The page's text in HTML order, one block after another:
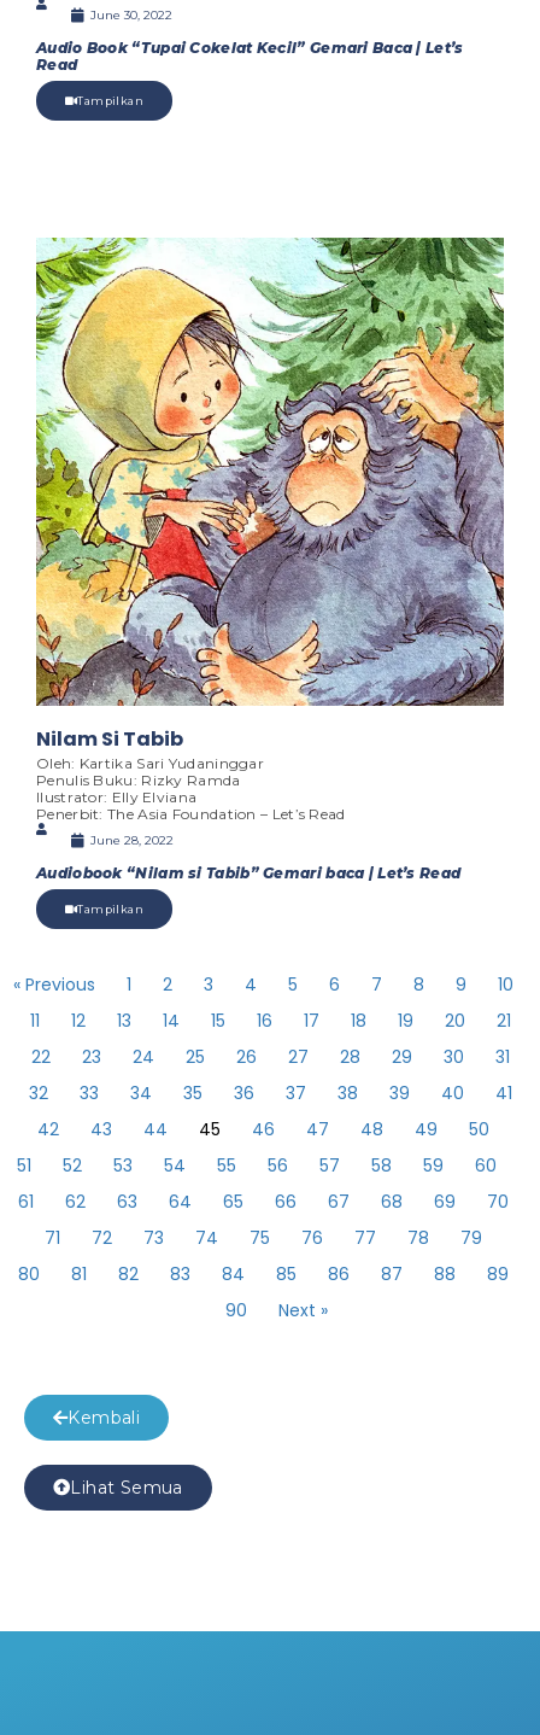
June 30, 2022
Audio Book “Tupai Cokelat Kecil” Gemari Baca | Let’s
Read
Tampilkan
Nilam Si Tabib
Oleh: Kartika Sari Yudaninggar
Penulis Buku: Rizky Ramda
Ilustrator: Elly Elviana
Penerbit: The Asia Foundation – Let’s Read
June 28, 2022
Audiobook “Nilam si Tabib” Gemari baca | Let’s Read
Tampilkan
« Previous 1 2 3 4 5 6 7 8 9
10
11
12 13 14 15 16 17 18 19 20
21
22
23 24 25 26 27 28 29 30
31
32
33 34 35 36 37 38 39 40
41
42
43 44 45 46 47 48 49
50
51
52 53 54 55 56 57 58 59
60
61
62 63 64 65 66 67 68 69
70
71
72 73 74 75 76 77 78
79
80
81 82 83 84 85 86 87 88
89
90
Next »
Kembali
Lihat Semua